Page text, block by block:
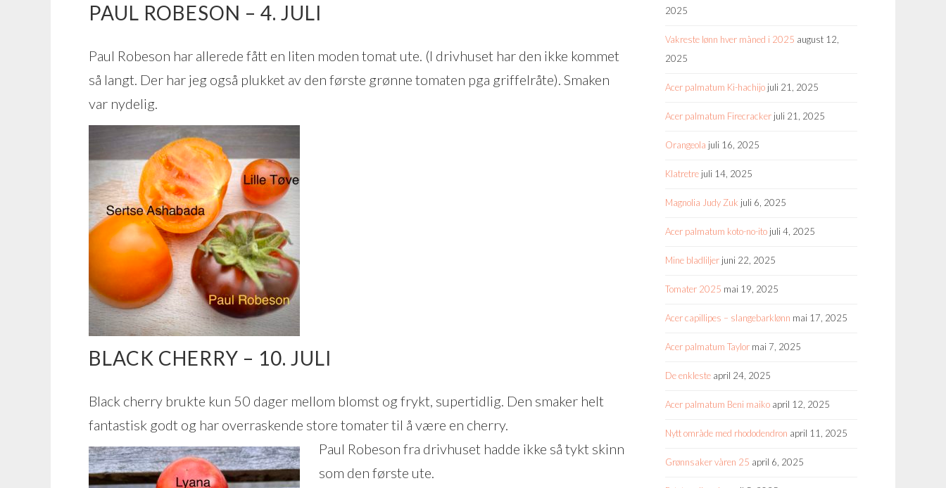
PAUL ROBESON – 4. JULI
Paul Robeson har allerede fått en liten moden tomat ute. (I drivhuset har den ikke kommet
så langt. Der har jeg også plukket av den første grønne tomaten pga griffelråte). Smaken
var nydelig.
BLACK CHERRY – 10. JULI
Black cherry brukte kun 50 dager mellom blomst og frykt, supertidlig. Den smaker helt
fantastisk godt og har overraskende store tomater til å være en cherry.
Paul Robeson fra drivhuset hadde ikke så tykt skinn
som den første ute.
2025
Vakreste lønn hver måned i 2025 august 12,
2025
Acer palmatum Ki-hachijo juli 21, 2025
Acer palmatum Firecracker juli 21, 2025
Orangeola juli 16, 2025
Klatretre juli 14, 2025
Magnolia Judy Zuk juli 6, 2025
Acer palmatum koto-no-ito juli 4, 2025
Mine bladliljer juni 22, 2025
Tomater 2025 mai 19, 2025
Acer capillipes – slangebarklønn mai 17, 2025
Acer palmatum Taylor mai 7, 2025
De enkleste april 24, 2025
Acer palmatum Beni maiko april 12, 2025
Nytt område med rhododendron april 11, 2025
Grønnsaker våren 25 april 6, 2025